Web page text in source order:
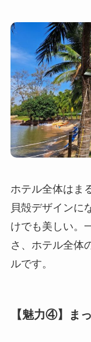
ホテル全体はま
貝殻デザインに
けでも美しい。
さ、ホテル全体
ルです。
【魅力④】ま